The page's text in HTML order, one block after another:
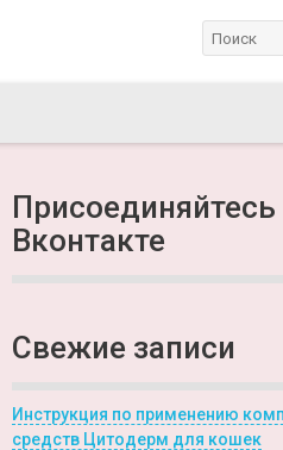
Вконтакте
Свежие записи
Инструкция по применению
средств Цитодерм для кошек